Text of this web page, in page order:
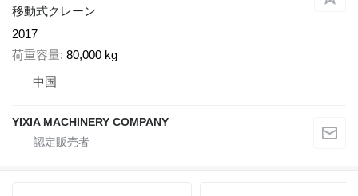
移動式クレーン
2017
荷重容量 80,000 kg
中国
YIXIA MACHINERY COMPANY